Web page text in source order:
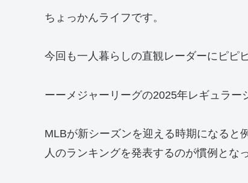
ちょっかんライフです。
今回も一人暮らしの直観レーダーにピピ
ーーメジャーリーグの2025年レギュラー
MLBが新シーズンを迎える時期になると
人のランキングを発表するのが慣例とな